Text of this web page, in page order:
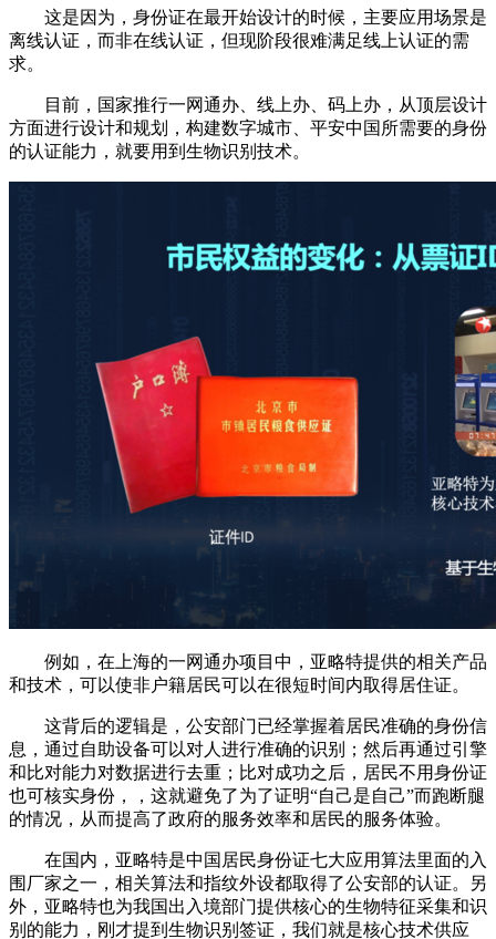
这是因为，身份证在最开始设计的时候，主要应用场景是
离线认证，而非在线认证，但现阶段很难满足线上认证的需
求。
目前，国家推行一网通办、线上办、码上办，从顶层设计
方面进行设计和规划，构建数字城市、平安中国所需要的身份
的认证能力，就要用到生物识别技术。
例如，在上海的一网通办项目中，亚略特提供的相关产品
和技术，可以使非户籍居民可以在很短时间内取得居住证。
这背后的逻辑是，公安部门已经掌握着居民准确的身份信
息，通过自助设备可以对人进行准确的识别；然后再通过引擎
和比对能力对数据进行去重；比对成功之后，居民不用身份证
也可核实身份，，这就避免了为了证明“自己是自己”而跑断腿
的情况，从而提高了政府的服务效率和居民的服务体验。
在国内，亚略特是中国居民身份证七大应用算法里面的入
围厂家之一，相关算法和指纹外设都取得了公安部的认证。另
外，亚略特也为我国出入境部门提供核心的生物特征采集和识
别的能力，刚才提到生物识别签证，我们就是核心技术供应